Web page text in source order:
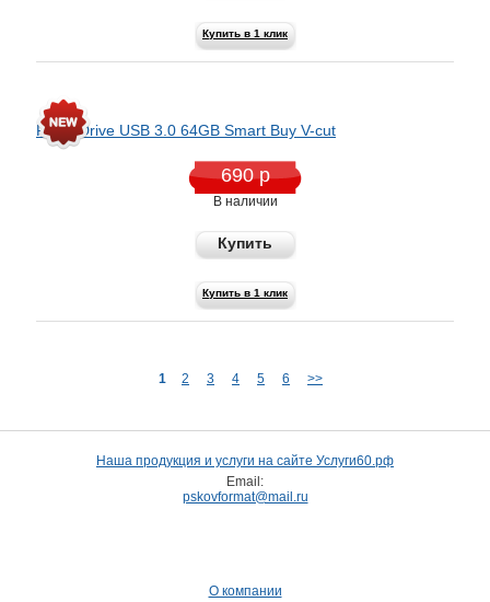
Купить в 1 клик
Flash Drive USB 3.0 64GB Smart Buy V-cut
690 р
В наличии
Купить
Купить в 1 клик
1 2 3 4 5 6 >>
Наша продукция и услуги на сайте Услуги60.рф
Email:
pskovformat@mail.ru
О компании